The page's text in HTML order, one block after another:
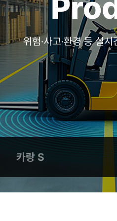
위험·사고·환경 등 실
카랑 S